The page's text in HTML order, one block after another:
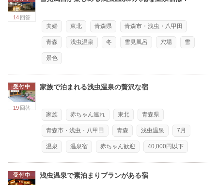
14 回答
夫婦 東北 青森県 青森市・浅虫・八甲田
青森 浅虫温泉 冬 雪見風呂 穴場 雪
景色
受付中
19 回答
家族で泊まれる浅虫温泉の贅沢な宿
家族 赤ちゃん連れ 東北 青森県
青森市・浅虫・八甲田 青森 浅虫温泉 7月
温泉 温泉宿 赤ちゃん歓迎 40,000円以下
受付中 浅虫温泉で素泊まりプランがある宿